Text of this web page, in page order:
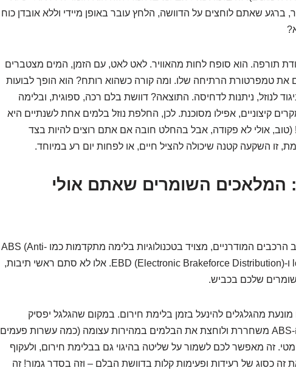
ברגע שאתם לוחצים על הדוושה, הלחץ עובר באופן מיידי וללא אובדן כוח
תורפה. הוא סופח לחות מהאוויר. לאט לאט, עם הזמן, המים מצטברים
את טמפרטורת הרתיחה שלו. ומה קורה כשהוא רותח? הוא הופך לבועות
לנוזל, ניתנות לדחיסה. התוצאה? דוושת בלם רכה, ספוגית, ובלימה
קיצוניים, אפילו מסוכנת. לכן, החלפת נוזל בלמים אחת לשנתיים היא
(טוב, אולי לא פקודה, אבל בהחלט חובה אם אתם רוצים להיות בצד
זו השקעה קטנה שיכולה להציל חיים, או לפחות יום רע במיוחד.
ABS ו-EBD: המלאכים השומרים שאתם אולי
האיגניס שלכם, כמו רוב הרכבים המודרניים, מצויד בטכנולוגיות בלימה מתקדמות כמו ABS (Anti-
lock Braking System) ו-EBD (Electronic Brakeforce Distribution). אלו לא סתם ראשי תיבות,
שלכם בכביש.
מהגלגלים להינעל בזמן בלימת חירום. במקום שהגלגל יפסיק
להסתובב ויחליק, ה-ABS משחררת ולוחצת את הבלמים במהירות עצומה (כמה עשרות פעמים
זה מאפשר לכם לשמור על שליטה בהיגוי גם בבלימת חירום, ולעקוף
זה כסוג של רעידות ופעימות קלות בדוושת הבלם – וזה בסדר גמור! זה